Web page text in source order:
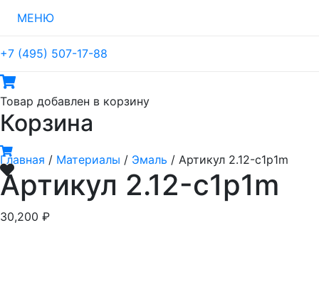
МЕНЮ
+7 (495) 507-17-88
Товар добавлен в корзину
Корзина
Главная / Материалы / Эмаль / Артикул 2.12-c1p1m
Артикул 2.12-c1p1m
30,200 ₽